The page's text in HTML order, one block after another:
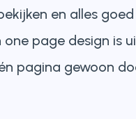
en alles
page design is
pagina gewoon